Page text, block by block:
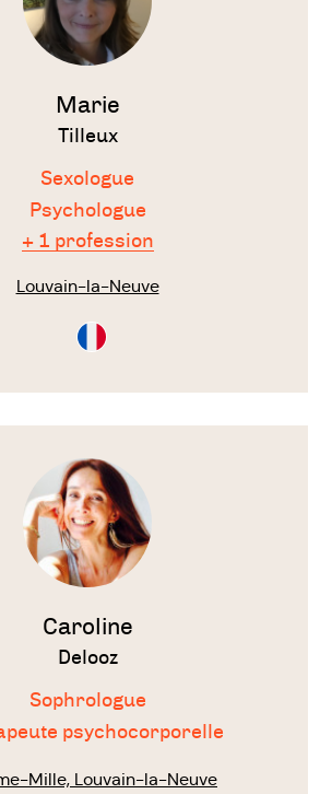
Marie
Tilleux
Sexologue
Psychologue
+ 1 profession
Louvain-la-Neuve
Consultation
en
Caroline
Delooz
Sophrologue
psychocorporelle
Mille, Louvain-la-Neuve